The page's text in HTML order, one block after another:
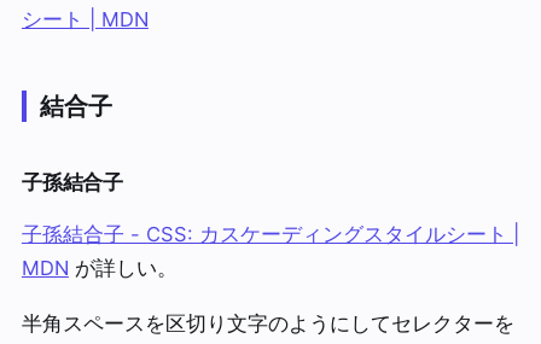
シート | MDN
結合子
子孫結合子
子孫結合子 - CSS: カスケーディングスタイルシート |
MDN が詳しい。
半角スペースを区切り文字のようにしてセレクターを